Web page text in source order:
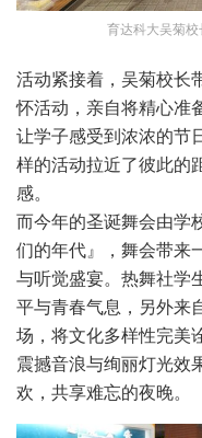
育达科大吴菊
活动紧接着，吴菊校长
怀活动，亲自将精心准
让学子感受到浓浓的节
样的活动拉近了彼此的
感。
而今年的圣诞舞会由学
们的年代』，舞会带来
与听觉盛宴。热舞社学
平与青春气息，另外来
场，将文化多样性完美
震撼音浪与绚丽灯光效
欢，共享难忘的夜晚。